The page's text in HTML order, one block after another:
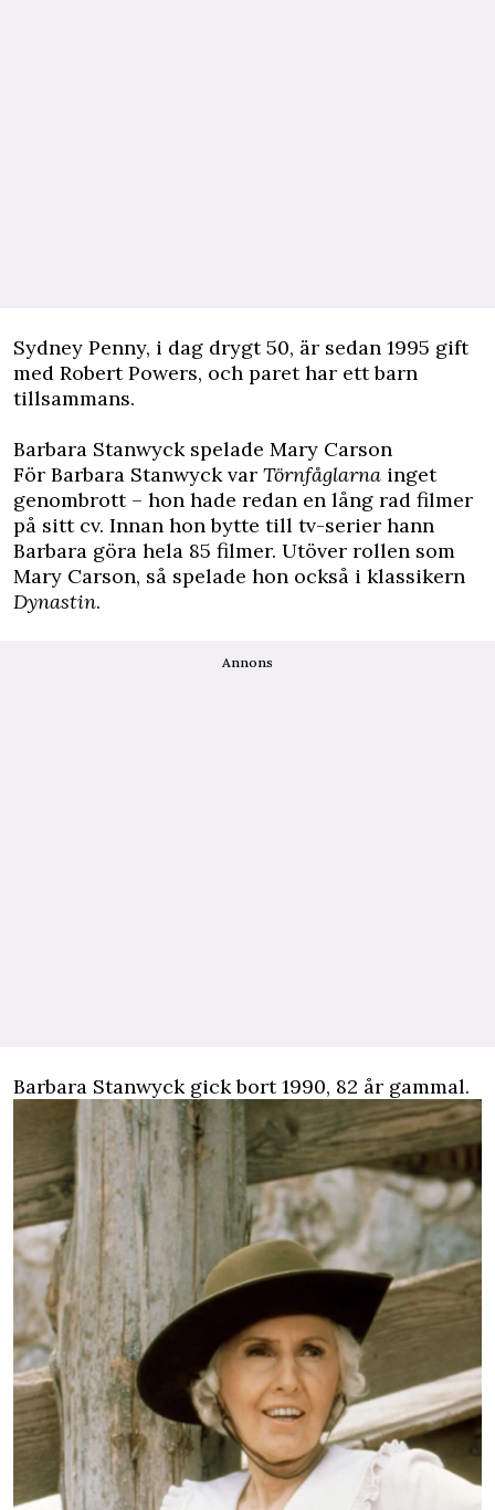
Sydney Penny, i dag drygt 50, är sedan 1995 gift
med Robert Powers, och paret har ett barn
tillsammans.
Barbara Stanwyck spelade Mary Carson
För Barbara Stanwyck var Törnfåglarna inget
genombrott – hon hade redan en lång rad filmer
på sitt cv. Innan hon bytte till tv-serier hann
Barbara göra hela 85 filmer. Utöver rollen som
Mary Carson, så spelade hon också i klassikern
Dynastin.
Annons
Barbara Stanwyck gick bort 1990, 82 år gammal.